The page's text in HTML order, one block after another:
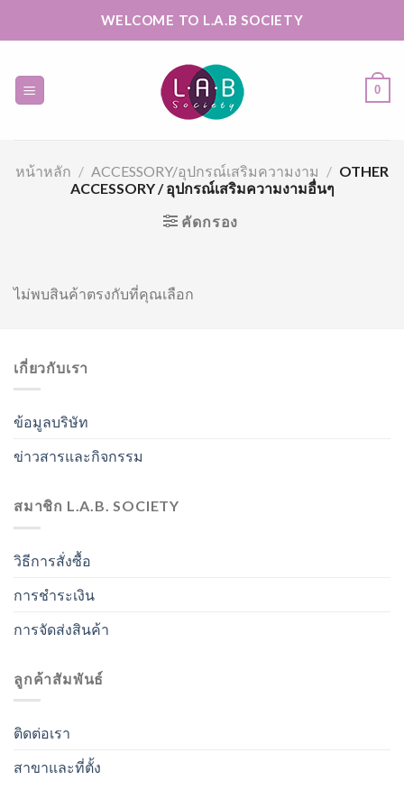
WELCOME TO L.A.B SOCIETY
0
หน้าหลัก / ACCESSORY/อุปกรณ์เสริมความงาม / OTHER
ACCESSORY / อุปกรณ์เสริมความงามอื่นๆ
คัดกรอง
ไม่พบสินค้าตรงกับที่คุณเลือก
เกี่ยวกับเรา
ข้อมูลบริษัท
ข่าวสารและกิจกรรม
สมาชิก L.A.B. SOCIETY
วิธีการสั่งซื้อ
การชำระเงิน
การจัดส่งสินค้า
ลูกค้าสัมพันธ์
ติดต่อเรา
สาขาและที่ตั้ง